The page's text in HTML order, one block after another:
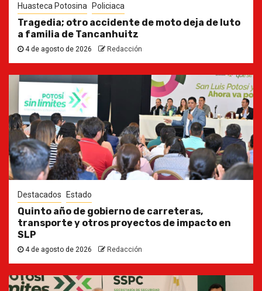
Huasteca Potosina Policiaca
Tragedia; otro accidente de moto deja de luto
a familia de Tancanhuitz
4 de agosto de 2026 Redacción
Destacados Estado
Quinto año de gobierno de carreteras,
transporte y otros proyectos de impacto en
SLP
4 de agosto de 2026 Redacción